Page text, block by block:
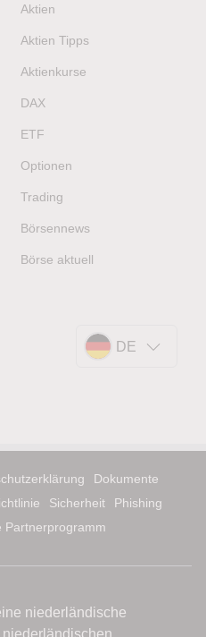
Aktien
Aktien Tipps
Aktienkurse
DAX
ETF
Optionen
Trading
Börsennews
Börse aktuell
DE
Dokumente
Sicherheit
Phishing
Partnerprogramm